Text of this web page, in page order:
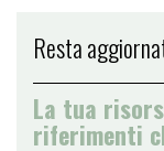
Resta
La tua
riferimenti